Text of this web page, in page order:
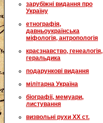
зарубіжні видання про
Україну
етнографія,
давньоукраїнська
міфологія, антропологія
краєзнавство, генеалогія,
геральдика
подарункові видання
мілітарна Україна
біографії, мемуари,
листування
визвольні рухи XX ст.